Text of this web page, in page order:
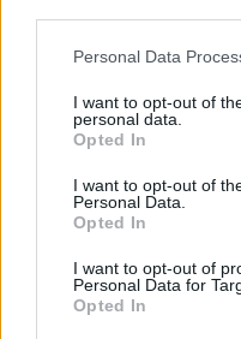
Please note that this
not limited to your visit or
grant or deny consent to
use your data for below
consent section.
Personal Data
I want to opt-out of
personal data.
Opted In
I want to opt-out of
Personal Data.
Opted In
I want to opt-out of
Personal Data for
Opted In
Fridays for future :
Greta Thunberg
Les jeunes appellent à une
un mois avant la conférence
SCIENCES ET TECHNOLOGIE